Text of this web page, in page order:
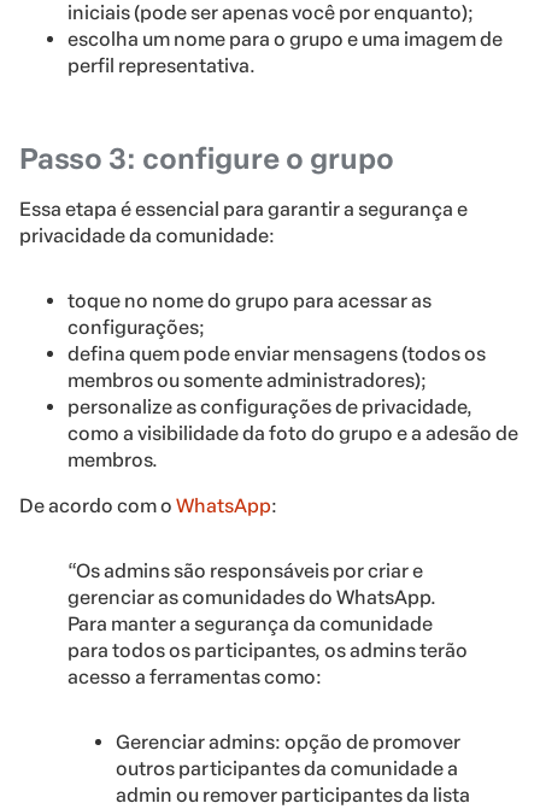
iniciais (pode ser apenas você por enquanto);
escolha um nome para o grupo e uma imagem de
perfil representativa.
Passo 3: configure o grupo
Essa etapa é essencial para garantir a segurança e
privacidade da comunidade:
toque no nome do grupo para acessar as
configurações;
defina quem pode enviar mensagens (todos os
membros ou somente administradores);
personalize as configurações de privacidade,
como a visibilidade da foto do grupo e a adesão de
membros.
De acordo com o WhatsApp:
“Os admins são responsáveis por criar e
gerenciar as comunidades do WhatsApp.
Para manter a segurança da comunidade
para todos os participantes, os admins terão
acesso a ferramentas como:
Gerenciar admins: opção de promover
outros participantes da comunidade a
admin ou remover participantes da lista